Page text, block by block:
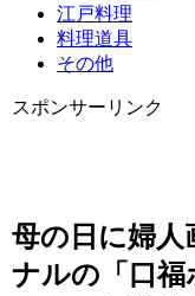
江戸料理
料理道具
その他
スポンサーリンク
母の日に婦人
ナルの「口福